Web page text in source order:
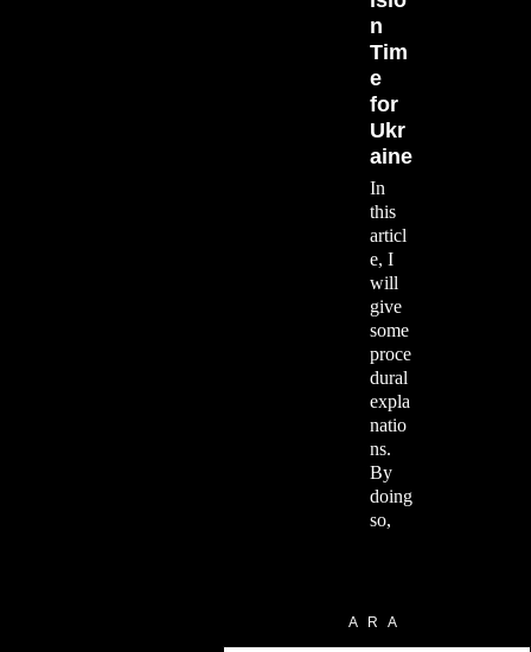
n
Tim
e
for
Ukr
aine
In
this
articl
e, I
will
give
some
proce
dural
expla
natio
ns.
By
doing
so,
ARA